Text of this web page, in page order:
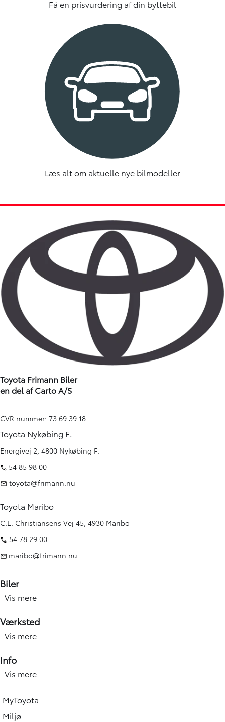
Få en prisvurdering af din byttebil
Læs alt om aktuelle nye bilmodeller
Toyota Frimann Biler
en del af Carto A/S
CVR nummer: 73 69 39 18
Toyota Nykøbing F.
Energivej 2, 4800 Nykøbing F.
54 85 98 00
toyota@frimann.nu
Toyota Maribo
C.E. Christiansens Vej 45, 4930 Maribo
54 78 29 00
maribo@frimann.nu
Biler
Nye biler
Brugte biler
Kampagner
Erhverv
Book prøvetur
Beregn salgspris på din bil
Toyota Approved Used
Vis mere
Værksted
Værksted forside
Service
Hjulskift & dæk
Skadecenter & smart Repair
Tilbehør og reservedele
Vis mere
Info
Åbningstid
Toyota Vejhjælp
Vis mere
MyToyota
Miljø